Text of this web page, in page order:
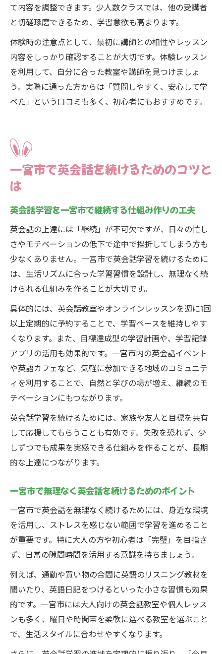
て内容を調整できます。少人数クラスでは、他の受講者
と切磋琢磨できるため、学習意欲も高まります。
体験時の注意点として、最初に講師との相性やレッスン
内容をしっかり確認することが大切です。体験レッスン
を利用して、自分に合った教室や講師を見つけましょ
う。実際に通った方からは「質問しやすく、安心して学
べた」という口コミも多く、初心者にもおすすめです。
一宮市で英会話を続けるためのコツと
は
英会話学習を一宮市で継続する仕組み作りの工夫
英会話の上達には「継続」が不可欠ですが、日々の忙し
さやモチベーションの低下で途中で挫折してしまう方も
少なくありません。一宮市で英会話学習を続けるために
は、生活リズムに合った学習習慣を設計し、無理なく続
けられる仕組みを作ることが大切です。
具体的には、英会話教室やオンラインレッスンを週に1回
以上定期的に予約することで、学習ペースを維持しやす
くなります。また、目標達成型の学習計画や、学習記録
アプリの活用も効果的です。一宮市内の英会話イベント
や英語カフェなど、気軽に参加できる地域のコミュニテ
ィを利用することで、自然と学びの場が増え、継続のモ
チベーションにもつながります。
英会話学習を続けるためには、家族や友人と目標を共有
して応援してもらうことも有効です。失敗を恐れず、少
しずつでも成果を実感できる仕組みを作ることが、長期
的な上達につながります。
一宮市で無理なく英会話を続けるためのポイント
一宮市で英会話を無理なく続けるためには、身近な環境
を活用し、ストレスを感じない範囲で学習を進めること
が重要です。特に大人の方や初心者は「完璧」を目指さ
ず、日常の隙間時間を活用する意識を持ちましょう。
例えば、通勤や買い物の合間に英語のリスニング教材を
聞いたり、英語日記をつけるといった小さな習慣も効果
的です。一宮市には大人向けの英会話教室や個人レッス
ンも多く、曜日や時間帯を柔軟に選べる教室を選ぶこと
で、生活スタイルに合わせやすくなります。